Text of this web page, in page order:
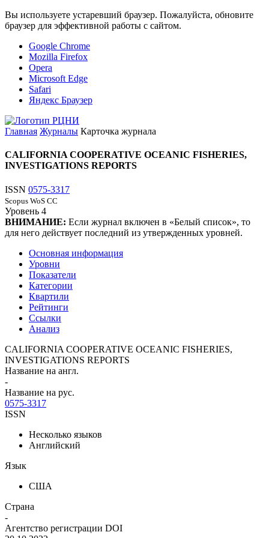
Вы используете устаревший браузер. Пожалуйста, обновите
браузер для эффективной работы с сайтом.
Google Chrome
Mozilla Firefox
Opera
Microsoft Edge
Safari
Яндекс Браузер
Главная Журналы Карточка журнала
CALIFORNIA COOPERATIVE OCEANIC FISHERIES,
INVESTIGATIONS REPORTS
ISSN 0575-3317
Scopus WoS CC
Уровень 4
ВНИМАНИЕ: Если журнал включен в «Белый список», то
для него действует последний из утвержденных уровней.
Основная информация
Уровни
Показатели
Категории
Квартили
Рейтинги
Ссылки
Анализ
CALIFORNIA COOPERATIVE OCEANIC FISHERIES,
INVESTIGATIONS REPORTS
Название на англ.
-
Название на рус.
0575-3317
ISSN
Несколько языков
Английский
Язык
США
Страна
-
Агентство регистрации DOI